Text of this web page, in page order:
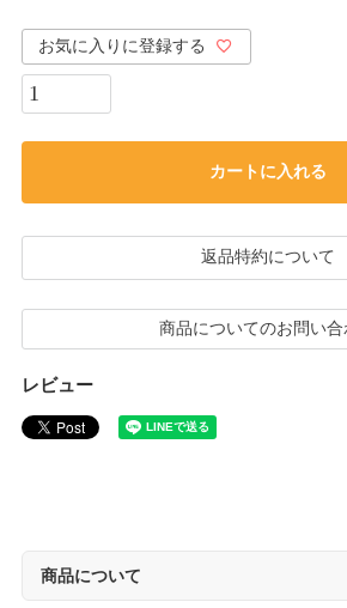
お気に入りに登録する
カートに入れる
返品特約について
商品についてのお問い合
レビュー
商品について